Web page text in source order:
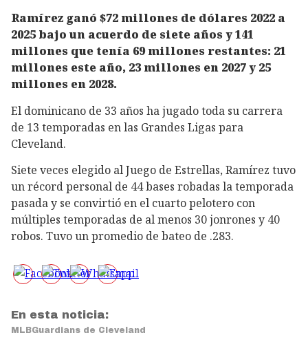
Ramírez ganó $72 millones de dólares 2022 a
2025 bajo un acuerdo de siete años y 141
millones que tenía 69 millones restantes: 21
millones este año, 23 millones en 2027 y 25
millones en 2028.
El dominicano de 33 años ha jugado toda su carrera
de 13 temporadas en las Grandes Ligas para
Cleveland.
Siete veces elegido al Juego de Estrellas, Ramírez tuvo
un récord personal de 44 bases robadas la temporada
pasada y se convirtió en el cuarto pelotero con
múltiples temporadas de al menos 30 jonrones y 40
robos. Tuvo un promedio de bateo de .283.
En esta noticia:
MLBGuardians de Cleveland